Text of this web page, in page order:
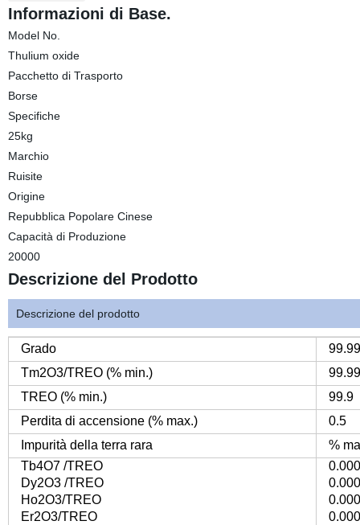
Informazioni di Base.
Model No.
Thulium oxide
Pacchetto di Trasporto
Borse
Specifiche
25kg
Marchio
Ruisite
Origine
Repubblica Popolare Cinese
Capacità di Produzione
20000
Descrizione del Prodotto
Descrizione del prodotto
Grado
Tm2O3/TREO (% min.)
TREO (% min.)
99.9
Perdita di accensione (% max.)
0.5
Impurità della terra rara
%
Tb4O7 /TREO
Dy2O3 /TREO
Ho2O3/TREO
Er2O3/TREO